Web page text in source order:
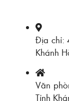
Địa chỉ:
Khánh
Văn
Tỉnh